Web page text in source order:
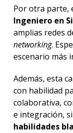
Por otra parte,
Ingeniero en
amplias redes
networking.
escenario más
Además, esta
con habilidad
colaborativa,
e integración,
habilidades